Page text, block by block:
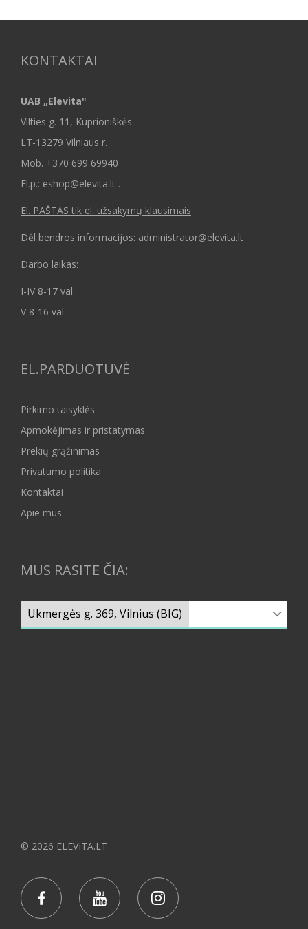
KONTAKTAI
UAB „Elevita"
Vilties g. 11, Kuprioniškės
LT-13279 Vilniaus r.
Mob. +370 699 69940
El.p.: eshop@elevita.lt .
El. PAŠTAS tik el. užsakymų klausimais
Dėl bendros informacijos: administrator@elevita.lt
Darbo laikas:
I-IV 8-17 val.
V 8-16 val.
EL.PARDUOTUVĖ
Pirkimo taisyklės
Apmokėjimas ir pristatymas
Prekių grąžinimas
Privatumo politika
Kontaktai
Apie mus
MUS RASITE ČIA:
© 2026 ELEVITA.LT